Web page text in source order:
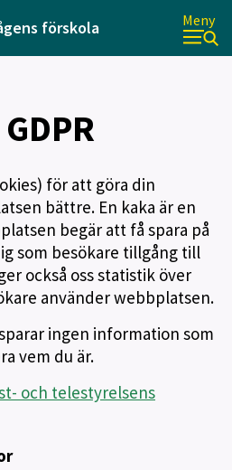
förskola Meny
för att göra din
bättre. En kaka är en
begär att få spara på
som besökare tillgång till
också oss statistik över
använder webbplatsen.
ingen information som
vem du är.
och telestyrelsens